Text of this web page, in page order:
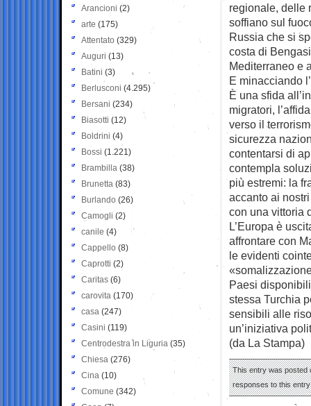
regionale, delle
soffiano sul
Russia che si
costa di
Mediterraneo e
E minacciando
È una sfida
migratori,
verso il
sicurezza
contentarsi di
contempla
più estremi: la
accanto ai
con una vittoria
L’Europa è
affrontare con
le evidenti
Paesi
stessa Turchia
sensibili alle
un’iniziativa
(da La Stampa)
This entry was posted
responses to this
Arancioni (2)
arte (175)
Attentato (329)
Auguri (13)
Batini (3)
Berlusconi (4.295)
Bersani (234)
Biasotti (12)
Boldrini (4)
Bossi (1.221)
Brambilla (38)
Brunetta (83)
Burlando (26)
Camogli (2)
canile (4)
Cappello (8)
Caprotti (2)
Caritas (6)
carovita (170)
casa (247)
Casini (119)
Centrodestra in Liguria (35)
Chiesa (276)
Cina (10)
Comune (342)